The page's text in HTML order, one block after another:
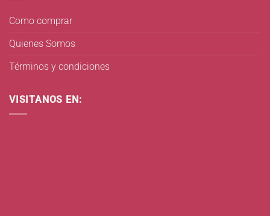
Como comprar
Quienes Somos
Términos y condiciones
VISITANOS EN: